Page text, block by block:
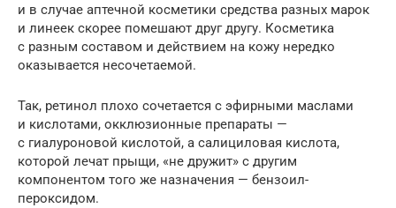
и в случае аптечной косметики средства разных марок
и линеек скорее помешают друг другу. Косметика
с разным составом и действием на кожу нередко
оказывается несочетаемой.
Так, ретинол плохо сочетается с эфирными маслами
и кислотами, окклюзионные препараты —
с гиалуроновой кислотой, а салициловая кислота,
которой лечат прыщи, «не дружит» с другим
компонентом того же назначения — бензоил-
пероксидом.